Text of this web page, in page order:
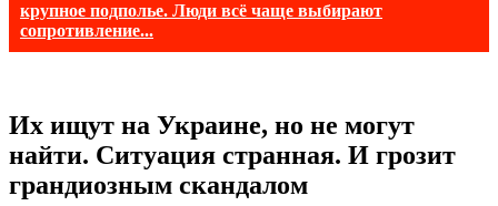
крупное подполье. Люди всё чаще выбирают
сопротивление...
Их ищут на Украине, но не могут
найти. Ситуация странная. И грозит
грандиозным скандалом